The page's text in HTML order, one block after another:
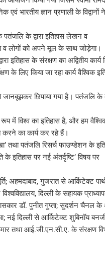
एवं भारतीय ज्ञान प्रणाली के विद्वानों ने
के द्वारा इतिहास लेखन व
व लोगों को अपने मूल के साथ जोड़ेगा।
इतिहास के संरक्षण का अद्वितीय कार्य
के लिए किया जा रहा कार्य वैश्विक
छिपाया गया है। पतंजलि के
रूप में विश्व का इतिहास है, और हम
करने का कार्य कर रहे हैं।
तथा पतंजलि रिसर्च फाउण्डेशन के
के इतिहास पर नई अंतर्दृष्टिʼ विषय पर
अहमदाबाद, गुजरात से आर्किटेक्ट
दिल्ली के सहायक
डॉ. पुनीत गुप्ता; सुदर्शन चैनल के
दिल्ली से आर्किटेक्ट शुबिनॉय
तथा आई.जी.एन.सी.ए. के संरक्षण